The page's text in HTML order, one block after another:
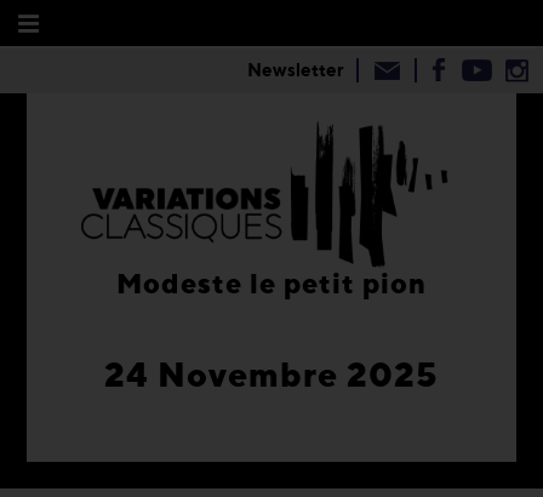
24 Novembre 2025
Modeste le petit pion
Newsletter